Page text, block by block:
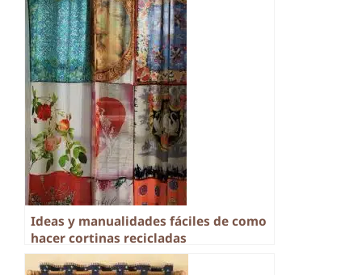
Ideas y manualidades fáciles de como
hacer cortinas recicladas